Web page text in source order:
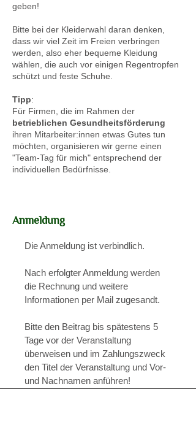
geben!
Bitte bei der Kleiderwahl daran denken,
dass wir viel Zeit im Freien verbringen
werden, also eher bequeme Kleidung
wählen, die auch vor einigen Regentropfen
schützt und feste Schuhe.
Tipp:
Für Firmen, die im Rahmen der
betrieblichen Gesundheitsförderung
ihren Mitarbeiter:innen etwas Gutes tun
möchten, organisieren wir gerne einen
"Team-Tag für mich" entsprechend der
individuellen Bedürfnisse.
Anmeldung
Die Anmeldung ist verbindlich.
Nach erfolgter Anmeldung werden
die Rechnung und weitere
Informationen per Mail zugesandt.
Bitte den Beitrag bis spätestens 5
Tage vor der Veranstaltung
überweisen und im Zahlungszweck
den Titel der Veranstaltung und Vor-
und Nachnamen anführen!